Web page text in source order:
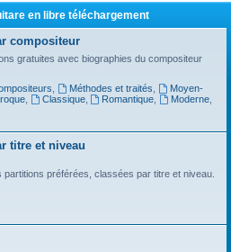
en libre téléchargement
compositeur
gratuites avec biographies du compositeur
Méthodes et traités
Moyen-
, Classique, Romantique Moderne
titre et niveau
partitions préférées, classées par titre et niveau.